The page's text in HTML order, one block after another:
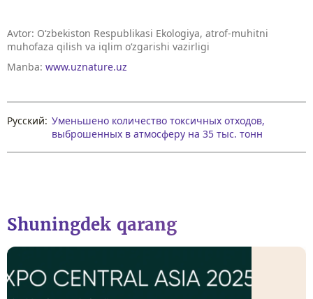
Avtor: O‘zbekiston Respublikasi Ekologiya, atrof-muhitni
muhofaza qilish va iqlim o‘zgarishi vazirligi
Manba: www.uznature.uz
Русский: Уменьшено количество токсичных отходов,
выброшенных в атмосферу на 35 тыс. тонн
Shuningdek qarang